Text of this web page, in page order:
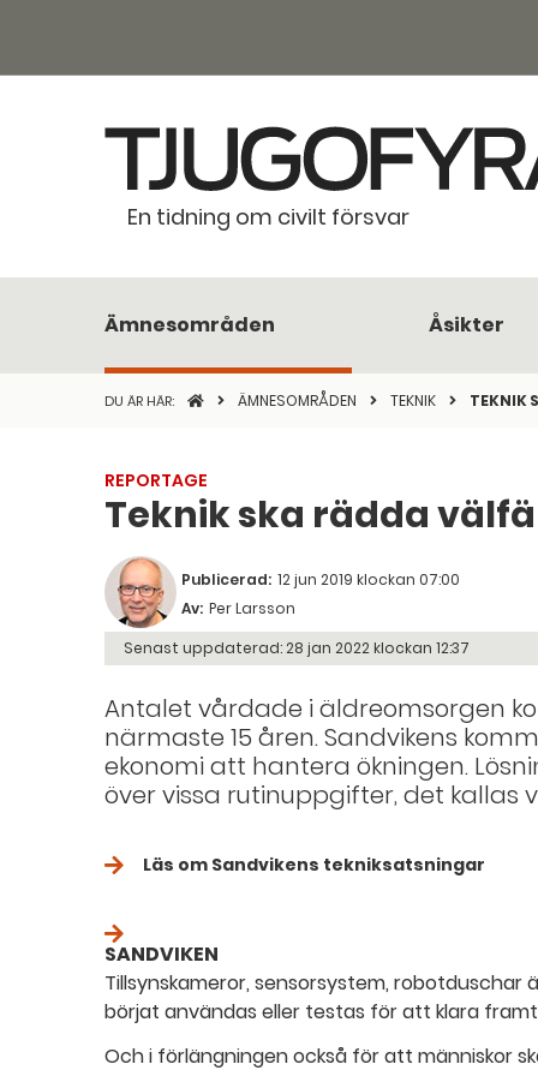
En tidning om civilt försvar
Ämnesområden Åsikter
DU ÄR HÄR: STARTSIDANÄMNESOMRÅDEN TEKNIK TEKNIK
REPORTAGE
Teknik ska rädda
Publicerad: 12 jun 2019 klockan 07:00
Av: Per Larsson
Senast uppdaterad:28 jan 2022 klockan 12:37
Antalet vårdade i äldreomsorgen
närmaste 15 åren. Sandvikens
ekonomi att hantera ökningen.
över vissa rutinuppgifter, det kallas
Läs om Sandvikens tekniksatsningar
SANDVIKEN
Tillsynskameror, sensorsystem, robotduschar
börjat användas eller testas för att klara
Och i förlängningen också för att människor